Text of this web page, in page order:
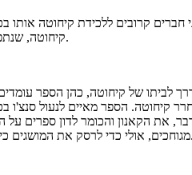
חברים קרובים ללכידת קיחוטה אותו
קיחוטה, שנתפסה, מאמינה שהוא כבר קסם.
לביתו של קיחוטה, כהן הספר
קיחוטה. הספר מאיים לנעול סנצ'ו
את הקאנון והכומר לדון ספרים
לתוך הטירוף שלו.